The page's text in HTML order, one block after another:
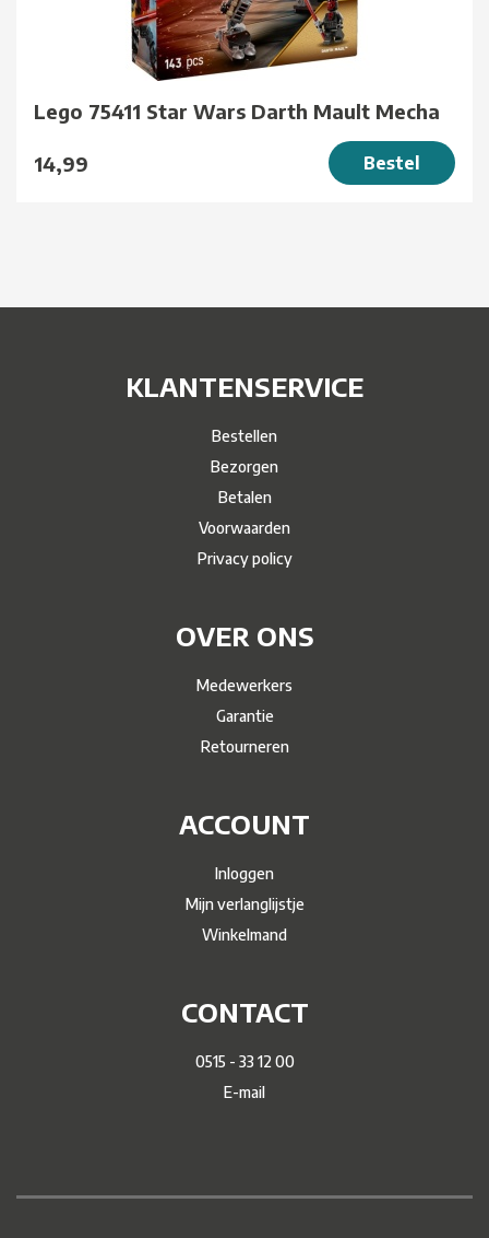
Lego 75411 Star Wars Darth Mault Mecha
14,99 Bestel
KLANTENSERVICE
Bestellen
Bezorgen
Betalen
Voorwaarden
Privacy policy
OVER ONS
Medewerkers
Garantie
Retourneren
ACCOUNT
Inloggen
Mijn verlanglijstje
Winkelmand
CONTACT
0515 - 33 12 00
E-mail